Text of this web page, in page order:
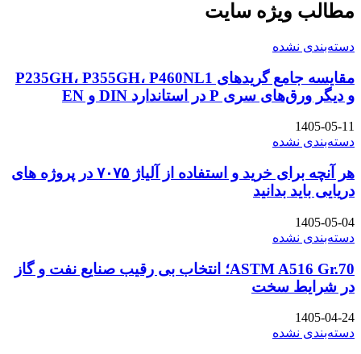
مطالب ویژه سایت
دسته‌بندی نشده
مقایسه جامع گریدهای P235GH، P355GH، P460NL1
و دیگر ورق‌های سری P در استاندارد DIN و EN
1405-05-11
دسته‌بندی نشده
هر آنچه برای خرید و استفاده از آلیاژ ۷۰۷۵ در پروژه های
دریایی باید بدانید
1405-05-04
دسته‌بندی نشده
ASTM A516 Gr.70؛ انتخاب بی رقیب صنایع نفت و گاز
در شرایط سخت
1405-04-24
دسته‌بندی نشده